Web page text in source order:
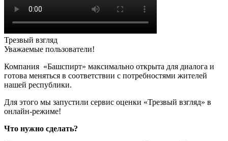
Трезвый взгляд
Уважаемые пользователи!
Компания «Башспирт» максимально открыта для диалога и
готова меняться в соответствии с потребностями жителей
нашей республики.
Для этого мы запустили сервис оценки «Трезвый взгляд» в
онлайн-режиме!
Что нужно сделать?